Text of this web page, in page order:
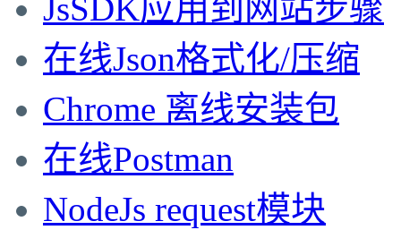
JsSDK应用到网站步骤
在线Json格式化/压缩
Chrome 离线安装包
在线Postman
NodeJs request模块